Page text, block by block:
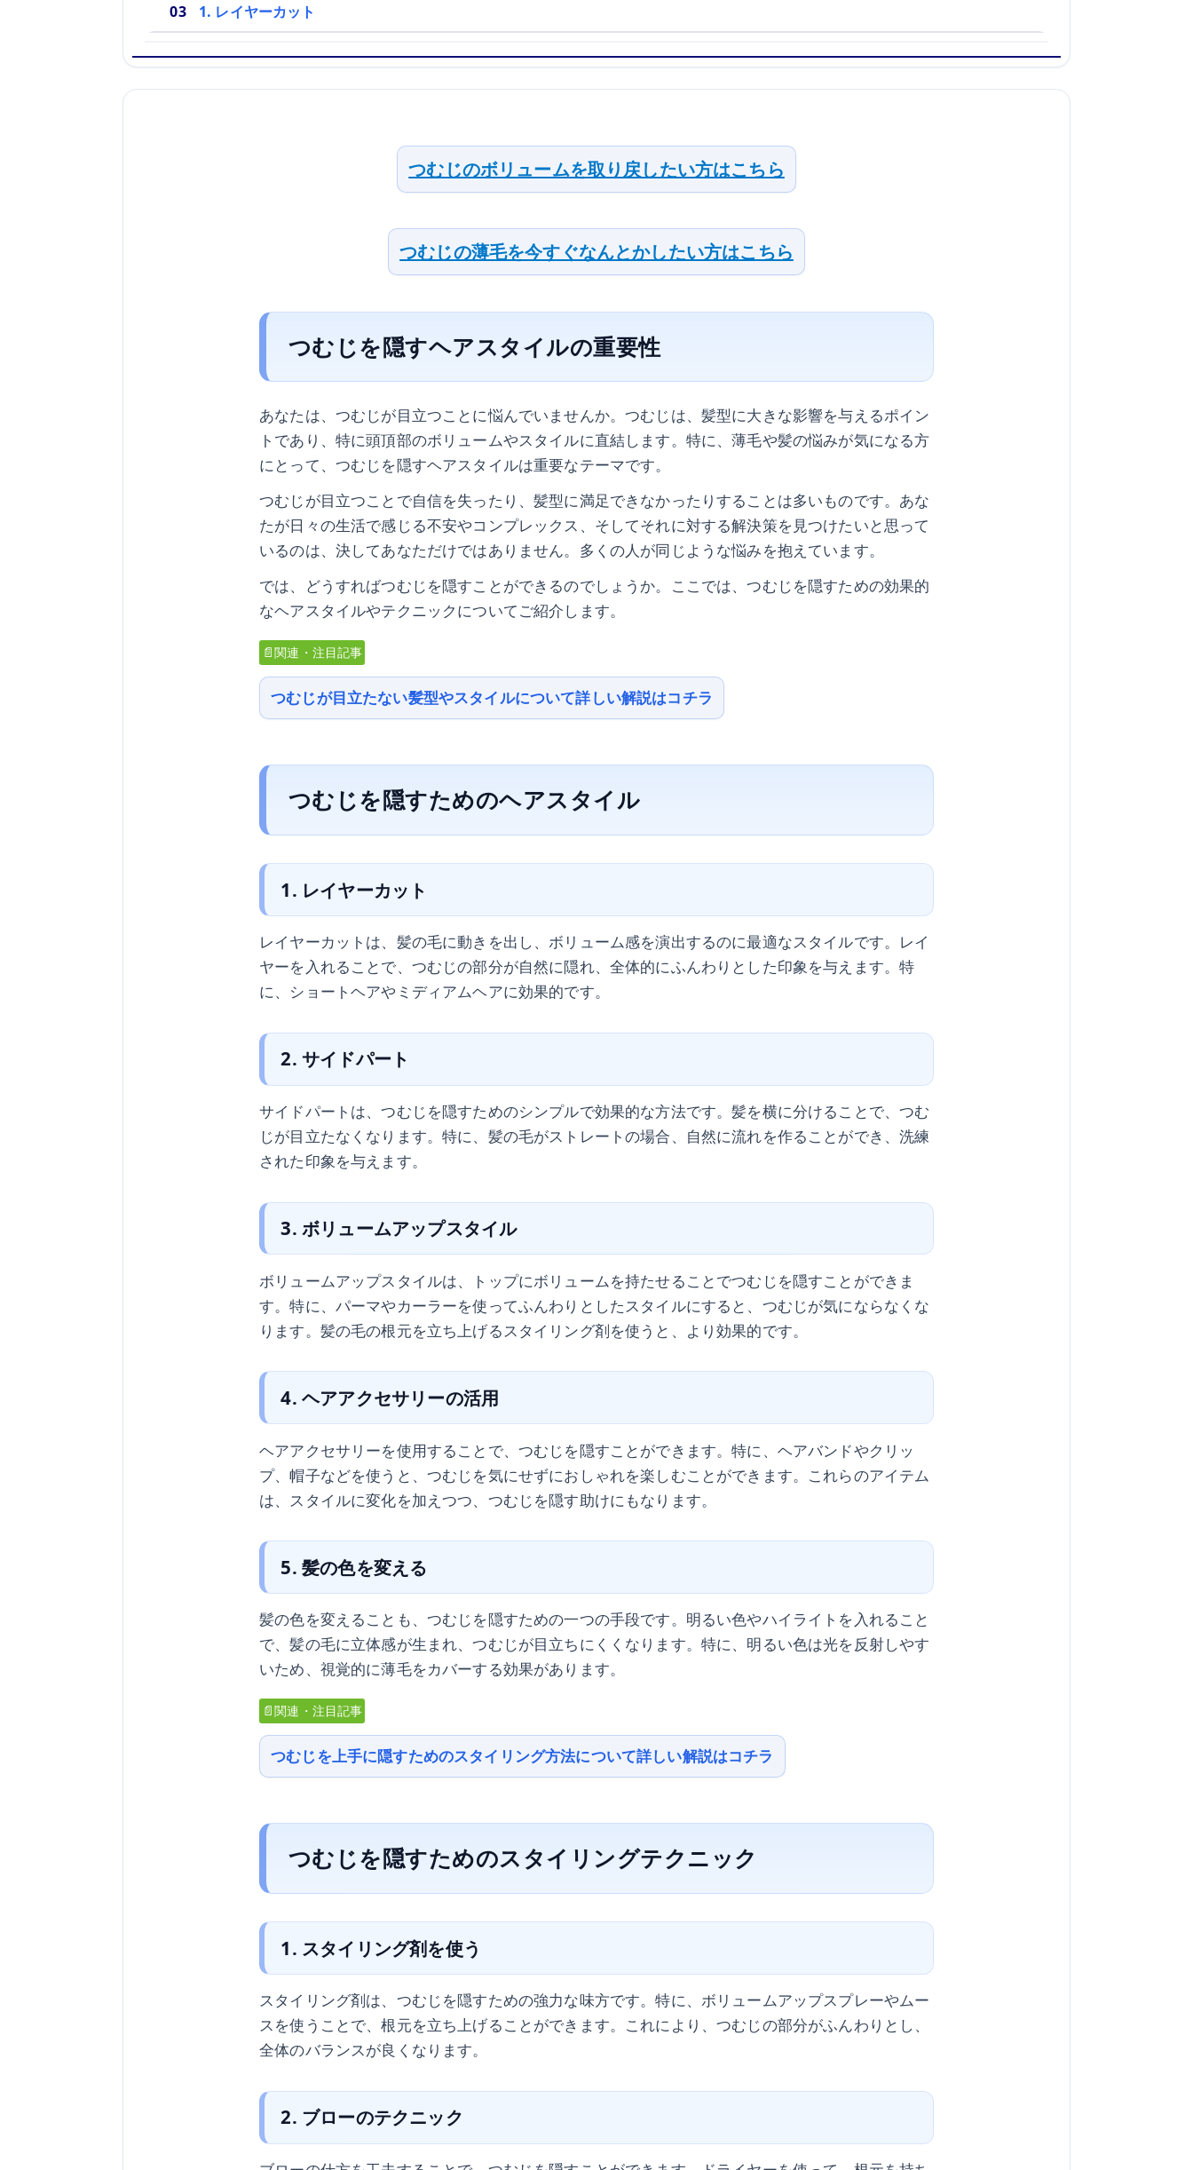
1. レイヤーカット
つむじのボリュームを取り戻したい方はこちら
つむじの薄毛を今すぐなんとかしたい方はこちら
つむじを隠すヘアスタイルの重要性
あなたは、つむじが目立つことに悩んでいませんか。つむじは、髪型に大きな影響を与えるポイン
トであり、特に頭頂部のボリュームやスタイルに直結します。特に、薄毛や髪の悩みが気になる方
にとって、つむじを隠すヘアスタイルは重要なテーマです。
つむじが目立つことで自信を失ったり、髪型に満足できなかったりすることは多いものです。あな
たが日々の生活で感じる不安やコンプレックス、そしてそれに対する解決策を見つけたいと思って
いるのは、決してあなただけではありません。多くの人が同じような悩みを抱えています。
では、どうすればつむじを隠すことができるのでしょうか。ここでは、つむじを隠すための効果的
なヘアスタイルやテクニックについてご紹介します。
📄関連・注目記事
つむじが目立たない髪型やスタイルについて詳しい解説はコチラ
つむじを隠すためのヘアスタイル
1. レイヤーカット
レイヤーカットは、髪の毛に動きを出し、ボリューム感を演出するのに最適なスタイルです。レイ
ヤーを入れることで、つむじの部分が自然に隠れ、全体的にふんわりとした印象を与えます。特
に、ショートヘアやミディアムヘアに効果的です。
2. サイドパート
サイドパートは、つむじを隠すためのシンプルで効果的な方法です。髪を横に分けることで、つむ
じが目立たなくなります。特に、髪の毛がストレートの場合、自然に流れを作ることができ、洗練
された印象を与えます。
3. ボリュームアップスタイル
ボリュームアップスタイルは、トップにボリュームを持たせることでつむじを隠すことができま
す。特に、パーマやカーラーを使ってふんわりとしたスタイルにすると、つむじが気にならなくな
ります。髪の毛の根元を立ち上げるスタイリング剤を使うと、より効果的です。
4. ヘアアクセサリーの活用
ヘアアクセサリーを使用することで、つむじを隠すことができます。特に、ヘアバンドやクリッ
プ、帽子などを使うと、つむじを気にせずにおしゃれを楽しむことができます。これらのアイテム
は、スタイルに変化を加えつつ、つむじを隠す助けにもなります。
5. 髪の色を変える
髪の色を変えることも、つむじを隠すための一つの手段です。明るい色やハイライトを入れること
で、髪の毛に立体感が生まれ、つむじが目立ちにくくなります。特に、明るい色は光を反射しやす
いため、視覚的に薄毛をカバーする効果があります。
📄関連・注目記事
つむじを上手に隠すためのスタイリング方法について詳しい解説はコチラ
つむじを隠すためのスタイリングテクニック
1. スタイリング剤を使う
スタイリング剤は、つむじを隠すための強力な味方です。特に、ボリュームアップスプレーやムー
スを使うことで、根元を立ち上げることができます。これにより、つむじの部分がふんわりとし、
全体のバランスが良くなります。
2. ブローのテクニック